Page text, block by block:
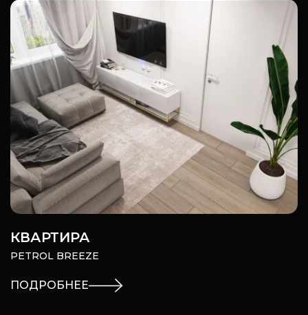
КВАРТИРА
PETROL BREEZE
ПОДРОБНЕЕ